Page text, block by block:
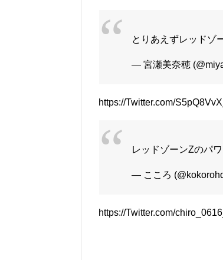
とりあえずレッドゾ
— 宮瀬美奈穂
https://Twitter.com/
レッドゾーンZのパ
— こころ
https://Twitter.com/